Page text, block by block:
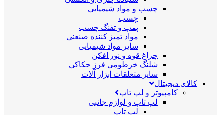
چسب و مواد شیمیایی
چسب
پمپ و تفنگ چسب
مواد تمیز کننده صنعتی
سایر مواد شیمیایی
چراغ قوه و نور افکن
شلنگ خرطومی فرز حکاکی
سایر متعلقات ابزار آلات
کالای دیجیتال
کامپیوتر و لپ تاپ
لپ تاپ و لوازم جانبی
لپ تاپ